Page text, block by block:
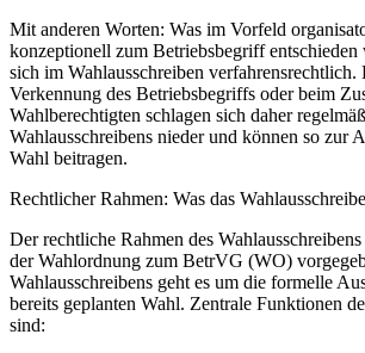
Mit anderen Worten: Was im Vorfeld
konzeptionell zum Betriebsbegriff entschieden
sich im Wahlausschreiben verfahrensrechtlich.
Verkennung des Betriebsbegriffs oder beim
Wahlberechtigten schlagen sich daher
Wahlausschreibens nieder und können so zur
Wahl beitragen.
Rechtlicher Rahmen: Was das
Der rechtliche Rahmen des
der Wahlordnung zum BetrVG (WO)
Wahlausschreibens geht es um die formelle
bereits geplanten Wahl. Zentrale Funktionen
sind: